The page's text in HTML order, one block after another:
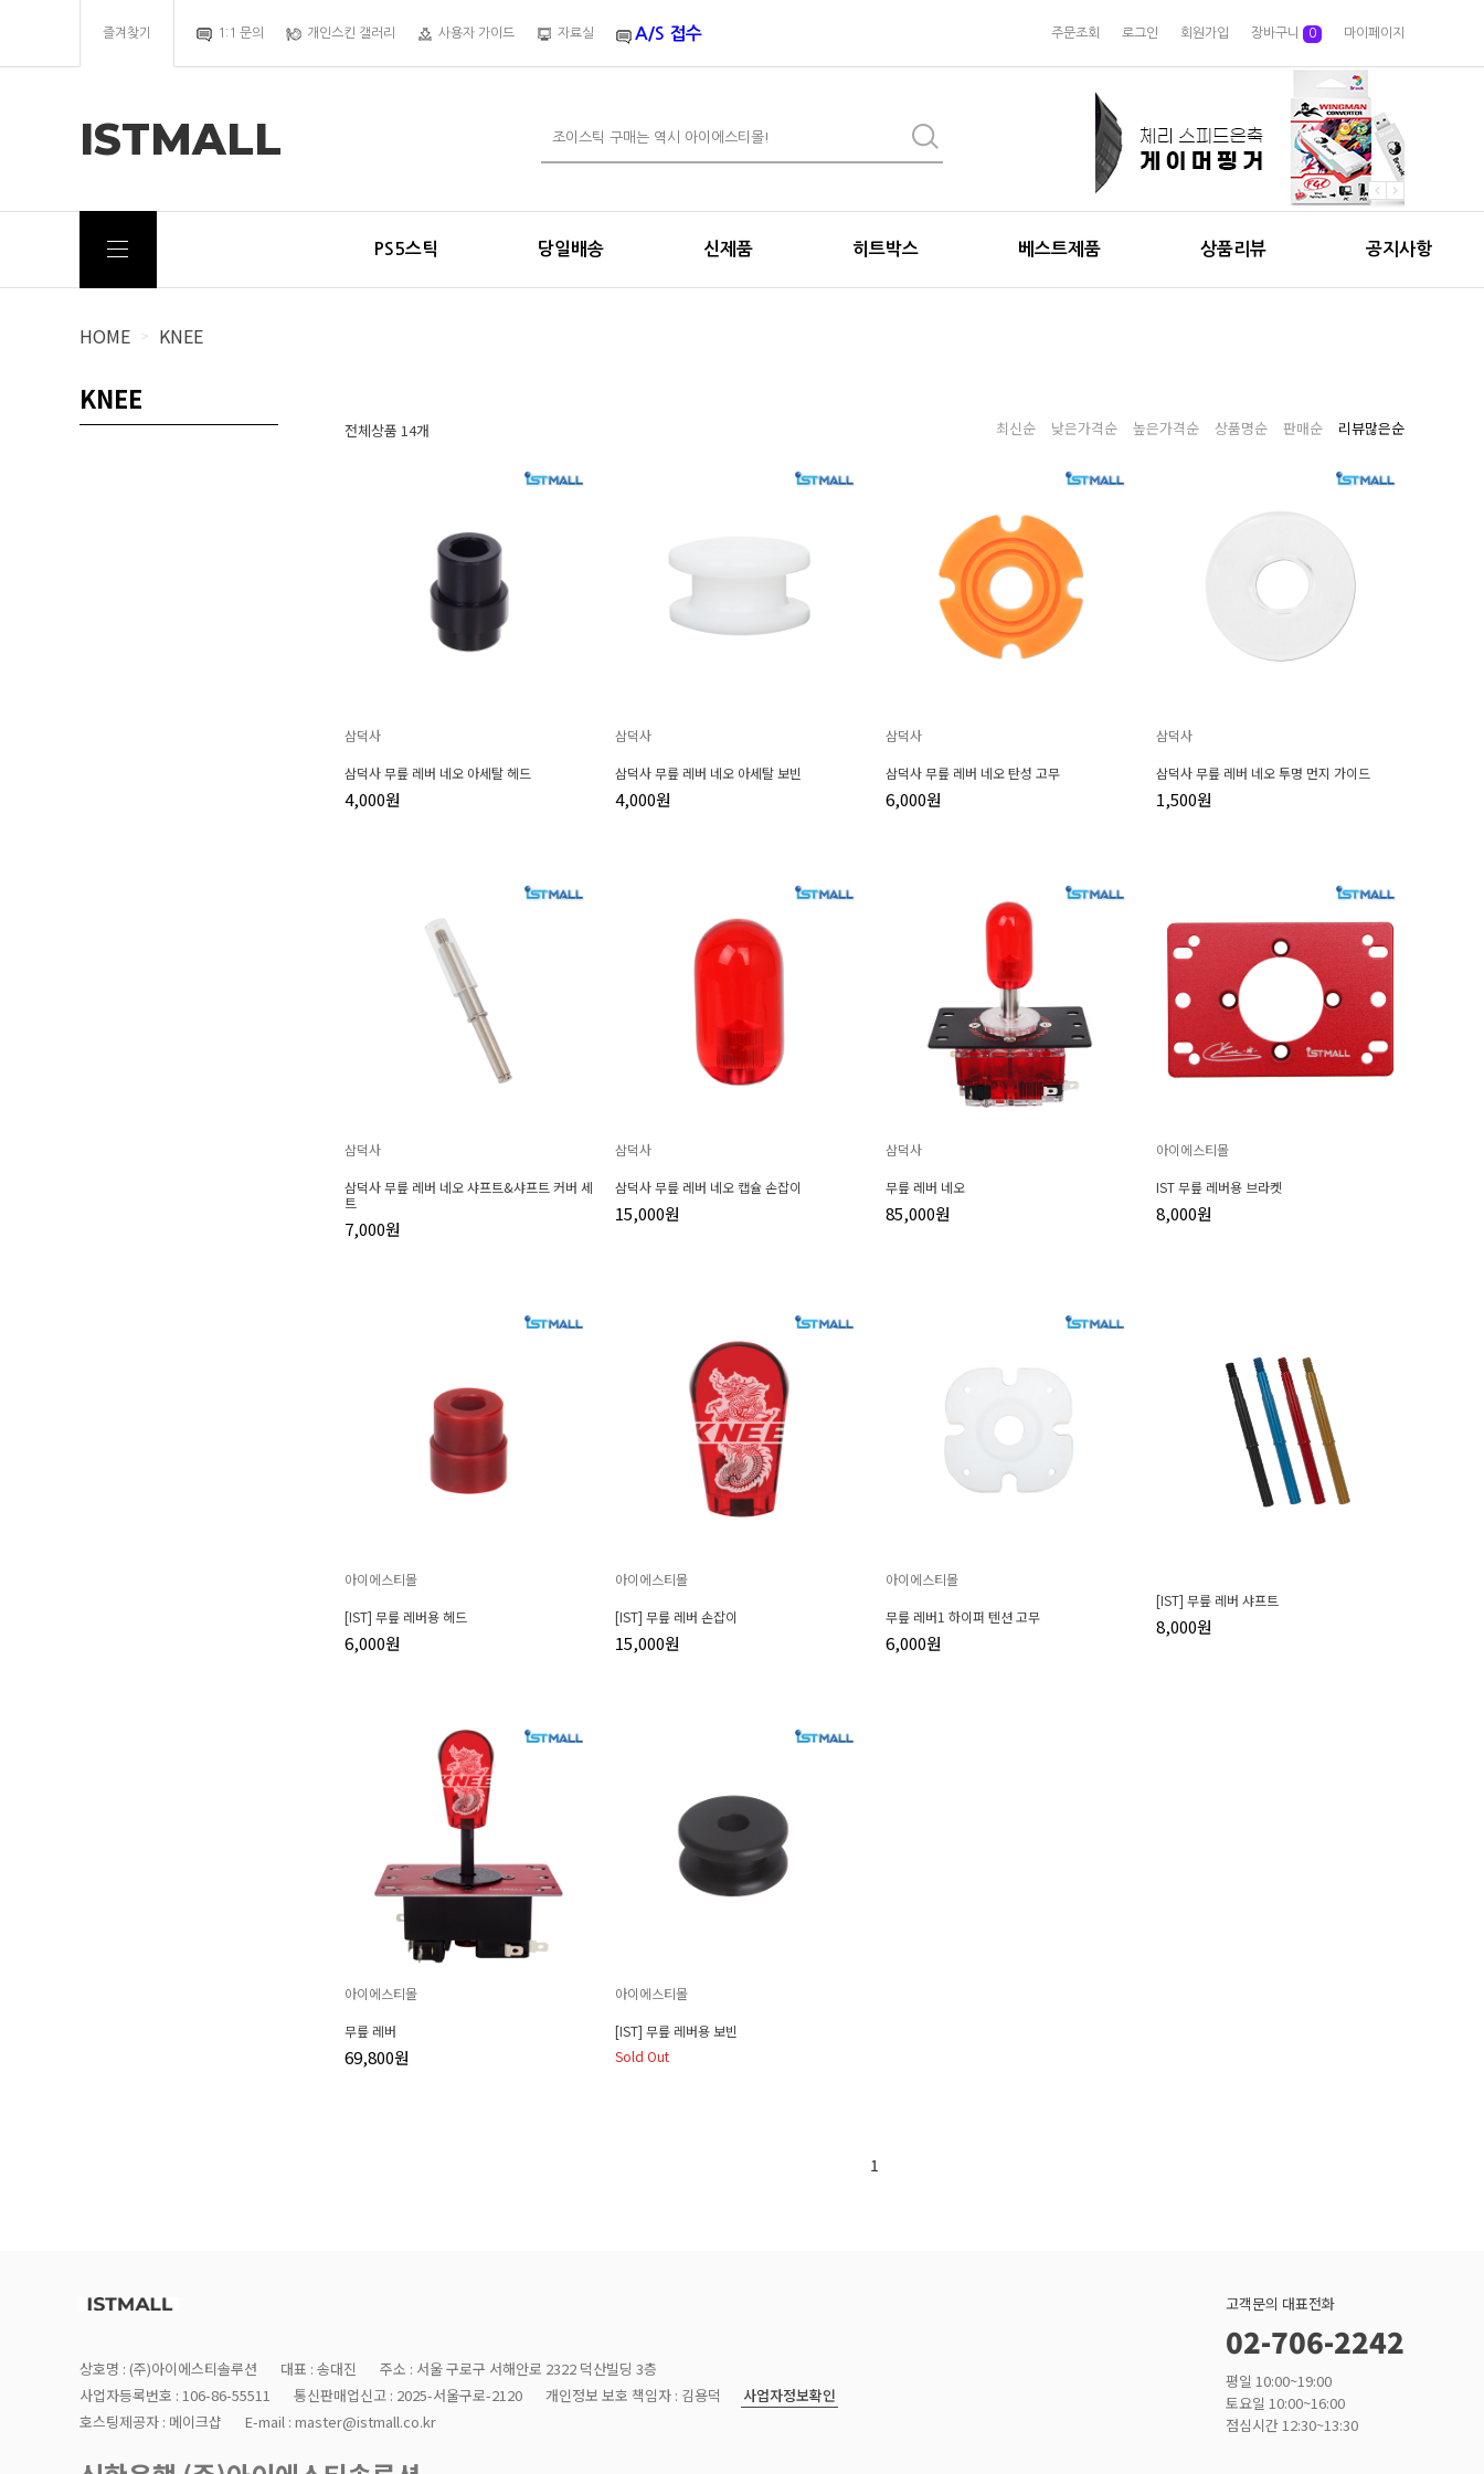
즐겨찾기 1:1 문의 개인스킨 갤러리 사용자 가이드 자료실 A/S 접수 주문조회 로그인 회원가입 장바구니 0 마이페이지
ISTMALL
PS5스틱 당일배송 신제품 히트박스 베스트제품 상품리뷰 공지사항
HOME > KNEE
KNEE
전체상품 14개 최신순 낮은가격순 높은가격순 상품명순 판매순 리뷰많은순
삼덕사
삼덕사 무릎 레버 네오 아세탈 헤드
4,000원
삼덕사
삼덕사 무릎 레버 네오 아세탈 보빈
4,000원
삼덕사
삼덕사 무릎 레버 네오 탄성 고무
6,000원
삼덕사
삼덕사 무릎 레버 네오 투명 먼지 가이드
1,500원
삼덕사
삼덕사 무릎 레버 네오 샤프트&샤프트 커버 세
트
7,000원
삼덕사
삼덕사 무릎 레버 네오 캡슐 손잡이
15,000원
삼덕사
무릎 레버 네오
85,000원
아이에스티몰
IST 무릎 레버용 브라켓
8,000원
아이에스티몰
[IST] 무릎 레버용 헤드
6,000원
아이에스티몰
[IST] 무릎 레버 손잡이
15,000원
아이에스티몰
무릎 레버1 하이퍼 텐션 고무
6,000원
[IST] 무릎 레버 샤프트
8,000원
아이에스티몰
무릎 레버
69,800원
아이에스티몰
[IST] 무릎 레버용 보빈
Sold Out
1
상호명 : (주)아이에스티솔루션 대표 : 송대진
주소 : 서울 구로구 서해안로 2322 덕산빌딩 3층
사업자등록번호 : 106-86-55511
통신판매업신고 : 2025-서울구로-2120 개인정보 보호 책임자 : 김용덕
사업자정보확인
호스팅제공자 : 메이크샵
E-mail : master@istmall.co.kr
고객문의 대표전화
02-706-2242
평일 10:00~19:00
토요일 10:00~16:00
점심시간 12:30~13:30